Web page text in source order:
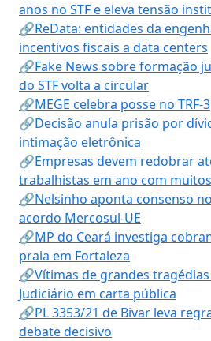
anos no STF e eleva tensão
🔗ReData: entidades da
incentivos fiscais a data centers
🔗Fake News sobre formação
do STF volta a circular
🔗MEGE celebra posse no TRF-3
🔗Decisão anula prisão por
intimação eletrônica
🔗Empresas devem redobrar
trabalhistas em ano com
🔗Nelsinho aponta consenso
acordo Mercosul-UE
🔗MP do Ceará investiga
praia em Fortaleza
🔗Vítimas de grandes
Judiciário em carta pública
🔗PL 3353/21 de Bivar leva
debate decisivo